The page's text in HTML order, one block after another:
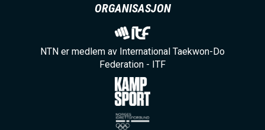
ORGANISASJON
NTN er medlem av International Taekwon-Do
Federation - ITF